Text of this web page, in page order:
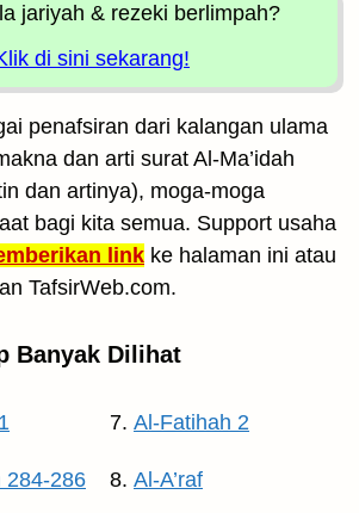
jariyah & rezeki berlimpah?
di sini sekarang!
penafsiran dari kalangan ulama
dan arti surat Al-Ma’idah
dan artinya), moga-moga
bagi kita semua. Support usaha
link ke halaman ini atau
TafsirWeb.com.
Banyak Dilihat
284-286
Al-Fatihah 2
Al-A’raf